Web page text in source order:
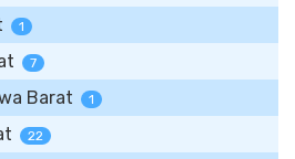
1
7
Barat 1
22